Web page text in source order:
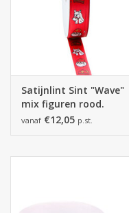
Satijnlint Sint "Wave"
mix figuren rood.
vanaf €12,05 p.st.